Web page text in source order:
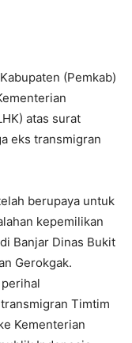
(Pemkab)
atas surat
eks transmigran
berupaya untuk
kepemilikan
Banjar Dinas Bukit
Gerokgak.
Timtim
Kementerian